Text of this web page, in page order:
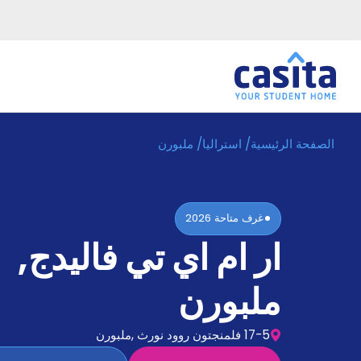
الرئيسية عربي AUD الصفحة الرئيسية/ استراليا/ ملبورن
غرف متاحة 2026
ار ام اي تي فاليدج,
ملبورن
17-5 فلمنجتون روود نورث ,ملبورن